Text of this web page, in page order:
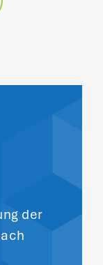
der